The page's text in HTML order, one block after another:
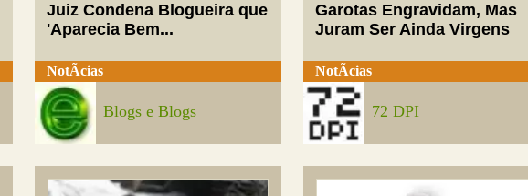
Juiz Condena Blogueira que
'Aparecia Bem...
NotÃ­cias
Blogs e Blogs
Garotas Engravidam, Mas
Juram Ser Ainda Virgens
NotÃ­cias
72 DPI